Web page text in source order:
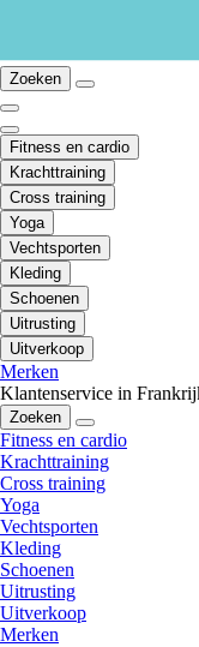
Zoeken
Fitness en cardio
Krachttraining
Cross training
Yoga
Vechtsporten
Kleding
Schoenen
Uitrusting
Uitverkoop
Merken
Klantenservice in
Zoeken
Fitness en cardio
Krachttraining
Cross training
Yoga
Vechtsporten
Kleding
Schoenen
Uitrusting
Uitverkoop
Merken